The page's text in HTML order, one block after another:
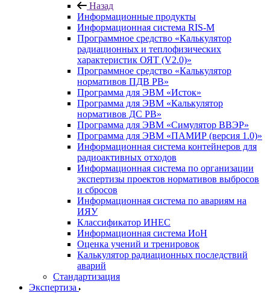
Назад
Информационные продукты
Информационная система RIS-M
Программное средство «Калькулятор
радиационных и теплофизических
характеристик ОЯТ (V2.0)»
Программное средство «Калькулятор
нормативов ПДВ РВ»
Программа для ЭВМ «Исток»
Программа для ЭВМ «Калькулятор
нормативов ДС РВ»
Программа для ЭВМ «Симулятор ВВЭР»
Программа для ЭВМ «ПАМИР (версия 1.0)»
Информационная система контейнеров для
радиоактивных отходов
Информационная система по организации
экспертизы проектов нормативов выбросов
и сбросов
Информационная система по авариям на
ИЯУ
Классификатор ИНЕС
Информационная система ИоН
Оценка учений и тренировок
Калькулятор радиационных последствий
аварий
Стандартизация
Экспертиза